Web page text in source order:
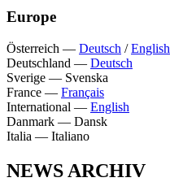
Europe
Österreich — Deutsch /English
Deutschland — Deutsch
Sverige — Svenska
France — Français
International — English
Danmark — Dansk
Italia — Italiano
NEWS ARCHIV